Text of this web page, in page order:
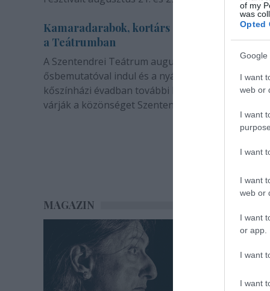
of my
was
Opted
Google
I want
web or
I want
I want
I want
web or
I want
or app.
I want
I want
Kamaradarabok, kortárs drámák,
a Teátrumban
A Szentendrei Teátrum augusztusban két
ősbemutatóval indul és a nyár végével sem zárul.
kőszínházi évadban további bemutatók és
várják a közönséget Szentendrén.
MAGAZIN